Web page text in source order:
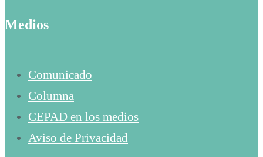
Medios
Comunicado
Columna
CEPAD en los medios
Aviso de Privacidad